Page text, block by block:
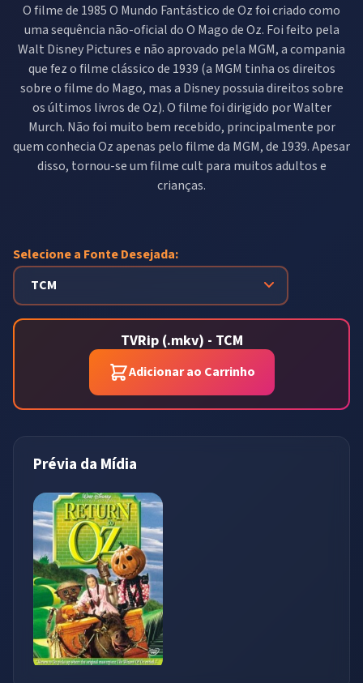
O filme de 1985 O Mundo Fantástico de Oz foi criado como
uma sequência não-oficial do O Mago de Oz. Foi feito pela
Walt Disney Pictures e não aprovado pela MGM, a compania
que fez o filme clássico de 1939 (a MGM tinha os direitos
sobre o filme do Mago, mas a Disney possuia direitos sobre
os últimos livros de Oz). O filme foi dirigido por Walter
Murch. Não foi muito bem recebido, principalmente por
quem conhecia Oz apenas pelo filme da MGM, de 1939. Apesar
disso, tornou-se um filme cult para muitos adultos e
crianças.
Selecione a Fonte Desejada:
TVRip (.mkv) - TCM
Adicionar ao Carrinho
Prévia da Mídia